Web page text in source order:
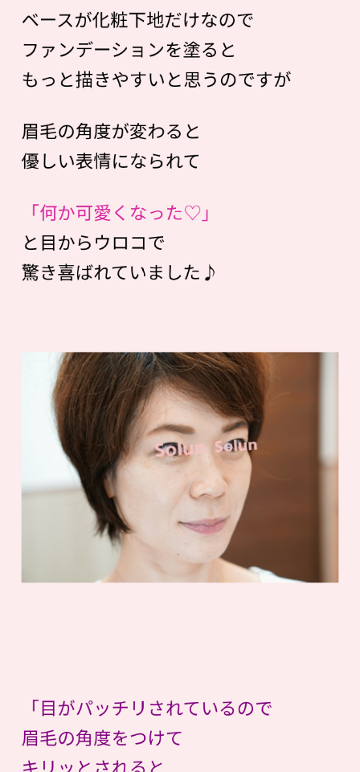
ベースが化粧下地だけなので
ファンデーションを塗ると
もっと描きやすいと思うのですが
眉毛の角度が変わると
優しい表情になられて
「何か可愛くなった♡」
と目からウロコで
驚き喜ばれていました♪
「目がパッチリされているので
眉毛の角度をつけて
キリッとされると